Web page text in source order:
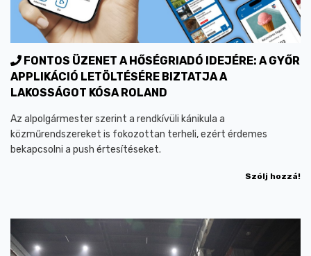
FONTOS ÜZENET A HŐSÉGRIADÓ IDEJÉRE: A GYŐR
APPLIKÁCIÓ LETÖLTÉSÉRE BIZTATJA A
LAKOSSÁGOT KÓSA ROLAND
Az alpolgármester szerint a rendkívüli kánikula a
közműrendszereket is fokozottan terheli, ezért érdemes
bekapcsolni a push értesítéseket.
Szólj hozzá!